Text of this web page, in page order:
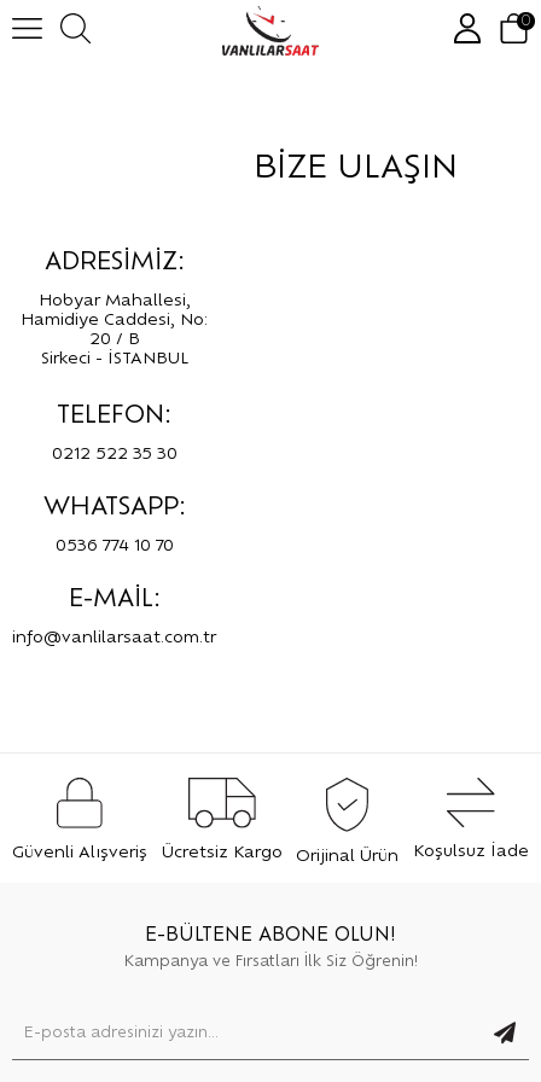
0
BİZE ULAŞIN
ADRESİMİZ:
Hobyar Mahallesi,
Hamidiye Caddesi, No:
20 / B
Sirkeci - İSTANBUL
TELEFON:
0212 522 35 30
WHATSAPP:
0536 774 10 70
E-MAİL:
info@vanlilarsaat.com.tr
Güvenli Alışveriş Ücretsiz Kargo Orijinal Ürün Koşulsuz İade
E-BÜLTENE ABONE OLUN!
Kampanya ve Fırsatları İlk Siz Öğrenin!